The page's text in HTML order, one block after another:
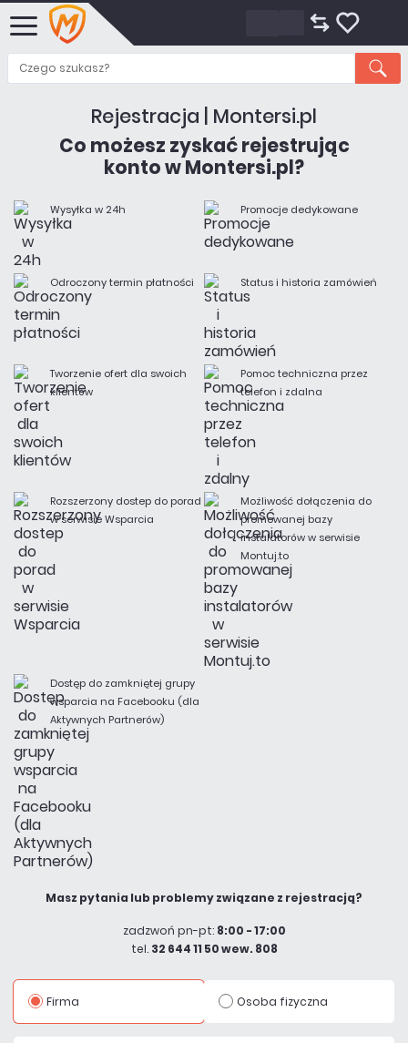
Rejestracja | Montersi.pl
Firma Osoba fizyczna
Co możesz zyskać rejestrując
konto w Montersi.pl?
Wysyłka w 24h Promocje dedykowane
Odroczony termin płatności Status i historia zamówień
Tworzenie ofert dla swoich
klientów
Pomoc techniczna przez
telefon i zdalna
Rozszerzony dostep do porad
w serwisie Wsparcia
Możliwość dołączenia do
promowanej bazy
instalatorów w serwisie
Montuj.to
Dostęp do zamkniętej grupy
wsparcia na Facebooku (dla
Aktywnych Partnerów)
Masz pytania lub problemy związane z rejestracją?
zadzwoń pn-pt: 8:00 - 17:00
tel. 32 644 11 50 wew. 808